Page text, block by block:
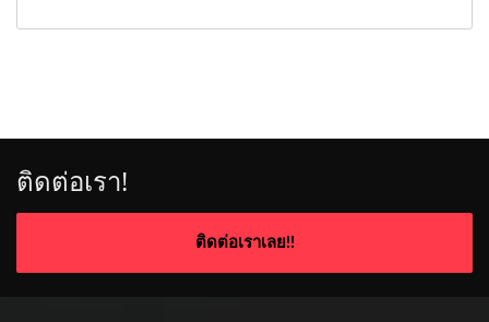
ติดต่อเรา!
ติดต่อเราเลย!!